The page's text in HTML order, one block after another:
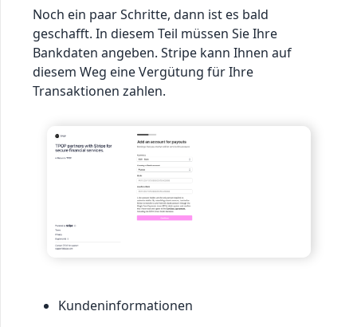
Noch ein paar Schritte, dann ist es bald
geschafft. In diesem Teil müssen Sie Ihre
Bankdaten angeben. Stripe kann Ihnen auf
diesem Weg eine Vergütung für Ihre
Transaktionen zahlen.
Kundeninformationen